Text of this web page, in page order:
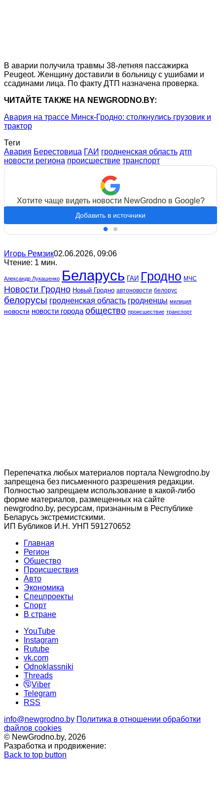
В аварии получила травмы 38-летняя пассажирка
Peugeot. Женщину доставили в больницу с ушибами и
ссадинами лица. По факту ДТП назначена проверка.
ЧИТАЙТЕ ТАКЖЕ НА NEWGRODNO.BY:
Авария на трассе Минск-Гродно: столкнулись грузовик и
трактор
Теги
Авария Берестовица ГАИ гродненская область дтп
новости региона происшествие транспорт
Хотите чаще видеть новости NewGrodno в Google?
Добавить в источники
Игорь Ремзик02.06.2026, 09:06
Чтение: 1 мин.
Александр Лукашенко Беларусь ГАИ Гродно МЧС
Новости Гродно Новый Гродно автоновости белорус
белорусы гродненская область гродненцы милиция
новости новости города общество происшествие транспорт
Перепечатка любых материалов портала Newgrodno.by
запрещена без письменного разрешения редакции.
Полностью запрещаем использование в какой-либо
форме материалов, размещенных на сайте
newgrodno.by, ресурсам, признанным в Республике
Беларусь экстремистскими.
ИП Бубликов И.Н. УНП 591270652
Главная
Регион
Общество
Происшествия
Авто
Экономика
Спецпроекты
Cпорт
В стране
YouTube
Instagram
Rutube
vk.com
Odnoklassniki
Threads
Viber
Telegram
RSS
info@newgrodno.by Политика в отношении обработки
файлов cookies
© NewGrodno.by, 2026
Разработка и продвижение:
Back to top button